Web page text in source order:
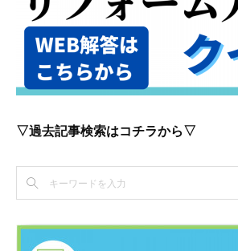
▽過去記事検索はコチラから▽